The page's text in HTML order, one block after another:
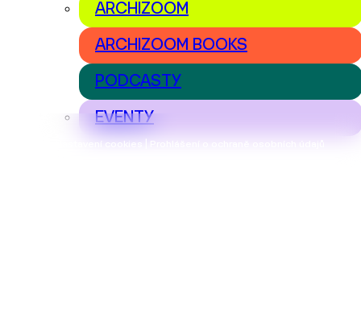
Nastavení cookies | Prohlášení o ochraně osobních údajů
ARCHIZOOM
ARCHIZOOM BOOKS
PODCASTY
EVENTY